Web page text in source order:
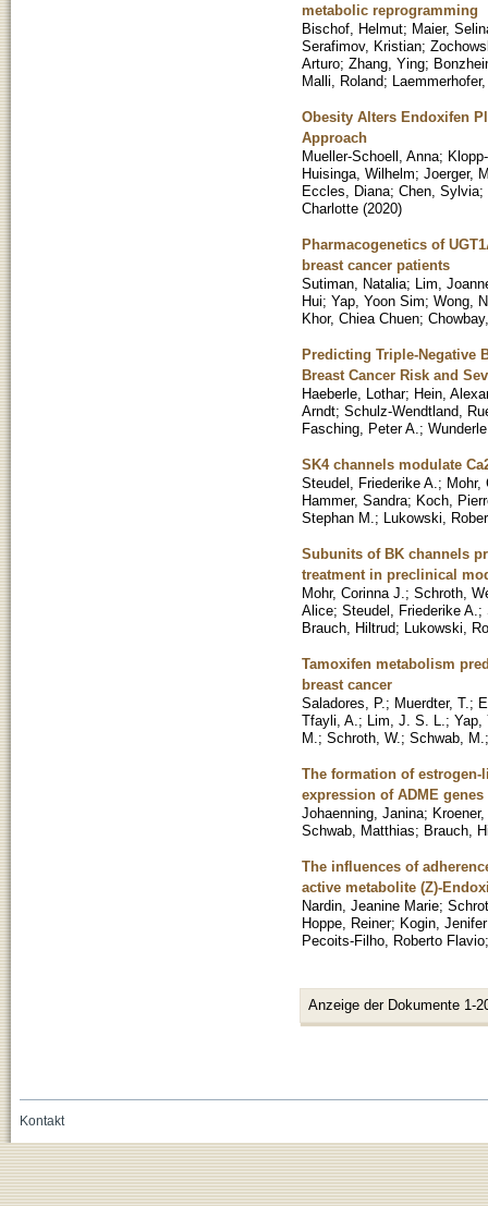
metabolic reprogramming
Bischof, Helmut; Maier,
Serafimov, Kristian;
Arturo; Zhang, Ying;
Malli, Roland;
Obesity Alters Endoxifen
Approach
Mueller-Schoell, Anna;
Huisinga, Wilhelm; Joerger,
Eccles, Diana; Chen, Sylvia;
Charlotte (2020)
Pharmacogenetics of
breast cancer patients
Sutiman, Natalia; Lim,
Hui; Yap, Yoon Sim; Wong,
Khor, Chiea Chuen;
Predicting Triple-Negative
Breast Cancer Risk and
Haeberle, Lothar; Hein,
Arndt; Schulz-Wendtland,
Fasching, Peter A. ;
SK4 channels modulate
Steudel, Friederike A. ; Mohr,
Hammer, Sandra; Koch,
Stephan M. ; Lukowski,
Subunits of BK channels
treatment in preclinical
Mohr, Corinna J. ; Schroth,
Alice; Steudel, Friederike A. ;
Brauch, Hiltrud; Lukowski,
Tamoxifen metabolism
breast cancer
Saladores, P. ; Muerdter, T. ;
Tfayli, A. ; Lim, J. S. L. ; Yap,
M. ; Schroth, W. ; Schwab, M.
The formation of
expression of ADME genes
Johaenning, Janina;
Schwab, Matthias; Brauch,
The influences of
active metabolite (Z)-
Nardin, Jeanine Marie;
Hoppe, Reiner; Kogin,
Pecoits-Filho, Roberto Flavio
Anzeige der Dokumente 1-
Kontakt